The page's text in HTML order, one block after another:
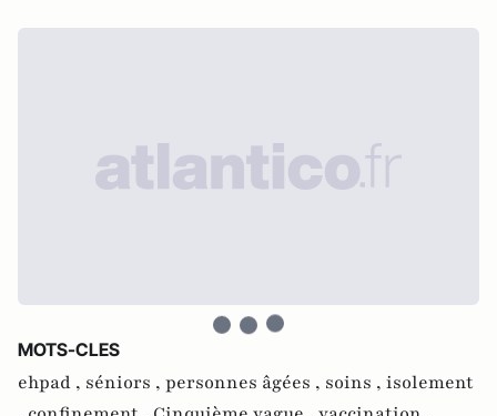
MOTS-CLES
ehpad , séniors , personnes âgées , soins , isolement